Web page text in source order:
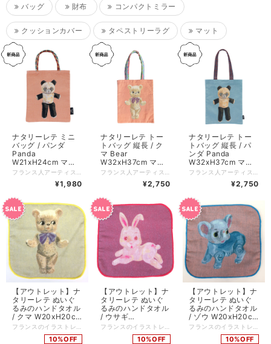
バッグ 財布 コンパクトミラー
クッションカバー タペストリーラグ マット
ナタリーレテ ミニ
バッグ / パンダ
Panda
W21xH24cm マチ
なし 中国製
¥1,980
ナタリーレテ トー
トバッグ 縦長 / ク
マ Bear
W32xH37cm マチ
なし 中国製
¥2,750
ナタリーレテ トー
トバッグ 縦長 / パ
ンダ Panda
W32xH37cm マチ
なし 中国製
¥2,750
【アウトレット】ナ
タリーレテ ぬいぐ
るみのハンドタオル
/ クマ W20xH20cm
ポリエステル100%
10%OFF
【アウトレット】ナ
タリーレテ ぬいぐ
るみのハンドタオル
/ ウサギ
W20xH20cm ポリ
エステル100%
10%OFF
【アウトレット】ナ
タリーレテ ぬいぐ
るみのハンドタオル
/ ゾウ W20xH20cm
ポリエステル100%
10%OFF